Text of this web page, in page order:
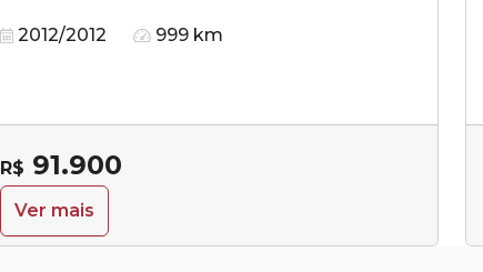
2012/2012 999 km
R$ 91.900
Ver mais